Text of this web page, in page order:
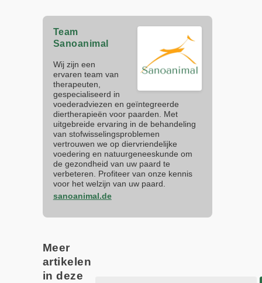
Team
Sanoanimal
Wij zijn een
ervaren team van
therapeuten,
gespecialiseerd in
voederadviezen en geïntegreerde
diertherapieën voor paarden. Met
uitgebreide ervaring in de behandeling
van stofwisselingsproblemen
vertrouwen we op diervriendelijke
voedering en natuurgeneeskunde om
de gezondheid van uw paard te
verbeteren. Profiteer van onze kennis
voor het welzijn van uw paard.
sanoanimal.de
Meer
artikelen
in deze